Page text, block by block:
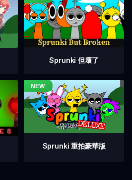
Sprunki 但壞了
Sprunki 重拍豪華版